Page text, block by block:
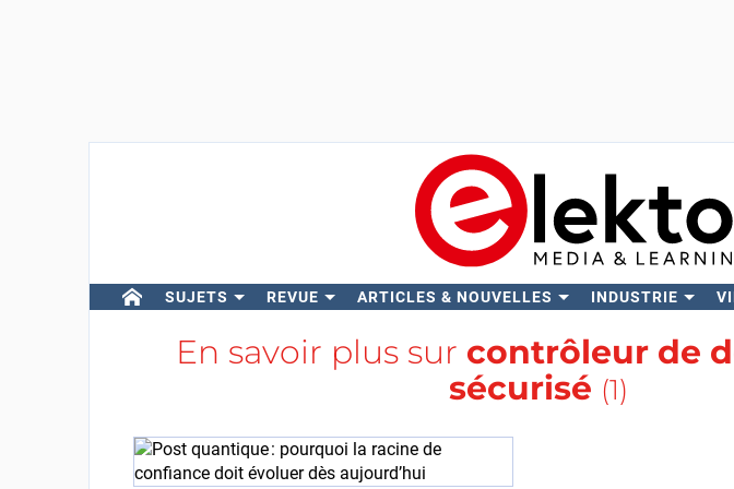
SUJETS REVUE ARTICLES & NOUVELLES INDUSTRIE
En savoir plus sur contrôleur de
sécurisé (1)